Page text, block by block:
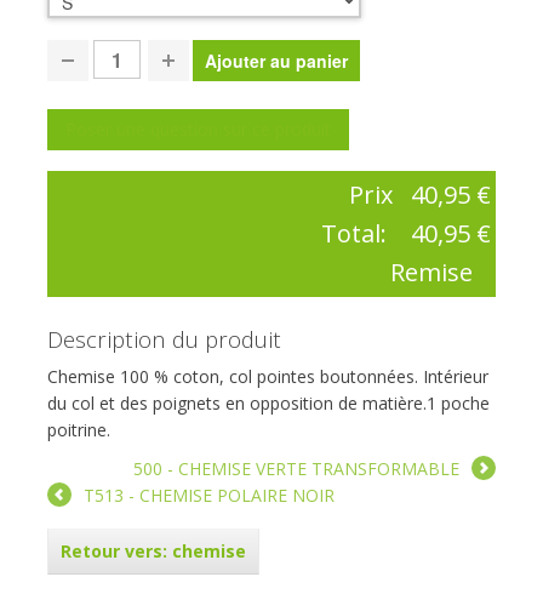
Prix 40,95 €
Total:
40,95 €
Remise
Description du produit
Chemise 100 % coton, col pointes boutonnées. Intérieur
du col et des poignets en opposition de matière.1 poche
poitrine.
500 - CHEMISE VERTE TRANSFORMABLE
T513 - CHEMISE POLAIRE NOIR
Retour vers: chemise